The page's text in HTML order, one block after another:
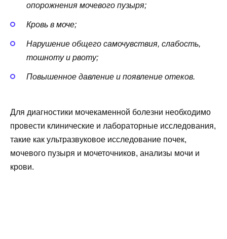
опорожнения мочевого пузыря;
Кровь в моче;
Нарушение общего самочувствия, слабость,
тошноту и рвоту;
Повышенное давление и появление отеков.
Для диагностики мочекаменной болезни необходимо
провести клинические и лабораторные исследования,
такие как ультразвуковое исследование почек,
мочевого пузыря и мочеточников, анализы мочи и
крови.